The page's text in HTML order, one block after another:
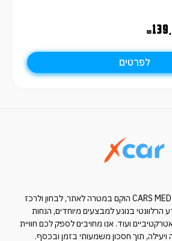
₪
לפרטים
אתר Xcar מקבוצת CARS MEDIA הוקם במטרה לאתר, לבחון ולרכז
בנוגע למבצעים מיוחדים, הנחות
ועוד. אנו מחויבים לספק לכם חוויית
תוך חסכון משמעותי בזמן ובכסף.